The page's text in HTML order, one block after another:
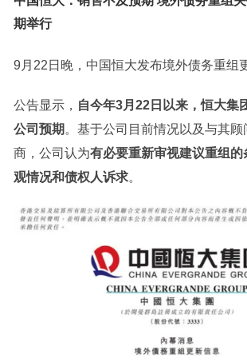
期举行
9月22日晚，中国恒大发布境外债务重组
公告显示， 自今年3月22日以来，恒大集
公司预期 。基于公司目前情况以及与其
商，公司认为有必要重新审视建议重组
观情况和债权人诉求。